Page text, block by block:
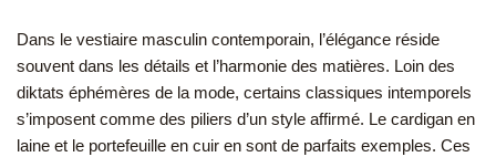
Dans le vestiaire masculin contemporain, l’élégance réside
souvent dans les détails et l’harmonie des matières. Loin des
diktats éphémères de la mode, certains classiques intemporels
s’imposent comme des piliers d’un style affirmé. Le cardigan en
laine et le portefeuille en cuir en sont de parfaits exemples. Ces